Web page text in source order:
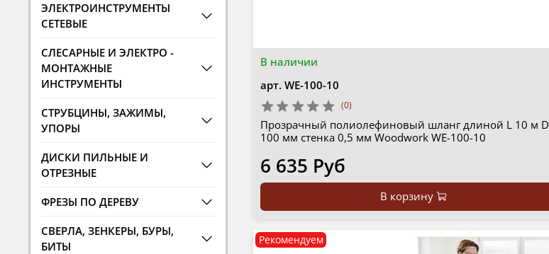
В наличии
арт. WE-100-10
(0)
Прозрачный полиолефиновый шланг длиной L 10 м D
100 мм стенка 0,5 мм Woodwork WE-100-10
6 635 Руб
В корзину
Рекомендуем
ЭЛЕКТРОИНСТРУМЕНТЫ
СЕТЕВЫЕ
СЛЕСАРНЫЕ И ЭЛЕКТРО -
МОНТАЖНЫЕ
ИНСТРУМЕНТЫ
СТРУБЦИНЫ, ЗАЖИМЫ,
УПОРЫ
ДИСКИ ПИЛЬНЫЕ И
ОТРЕЗНЫЕ
ФРЕЗЫ ПО ДЕРЕВУ
СВЕРЛА, ЗЕНКЕРЫ, БУРЫ,
БИТЫ